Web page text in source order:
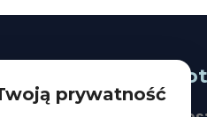
prywatność